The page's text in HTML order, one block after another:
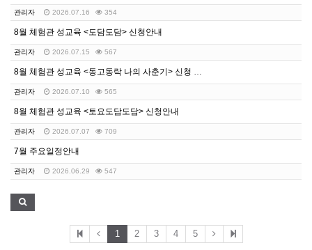
관리자 2026.07.16 354
8월 체험관 성교육 <도담도담> 신청안내
관리자 2026.07.15 567
8월 체험관 성교육 <동고동락 나의 사춘기> 신청 안내
관리자 2026.07.10 565
8월 체험관 성교육 <토요도담도담> 신청안내
관리자 2026.07.07 709
7월 주요일정안내
관리자 2026.06.29 547
1 2 3 4 5